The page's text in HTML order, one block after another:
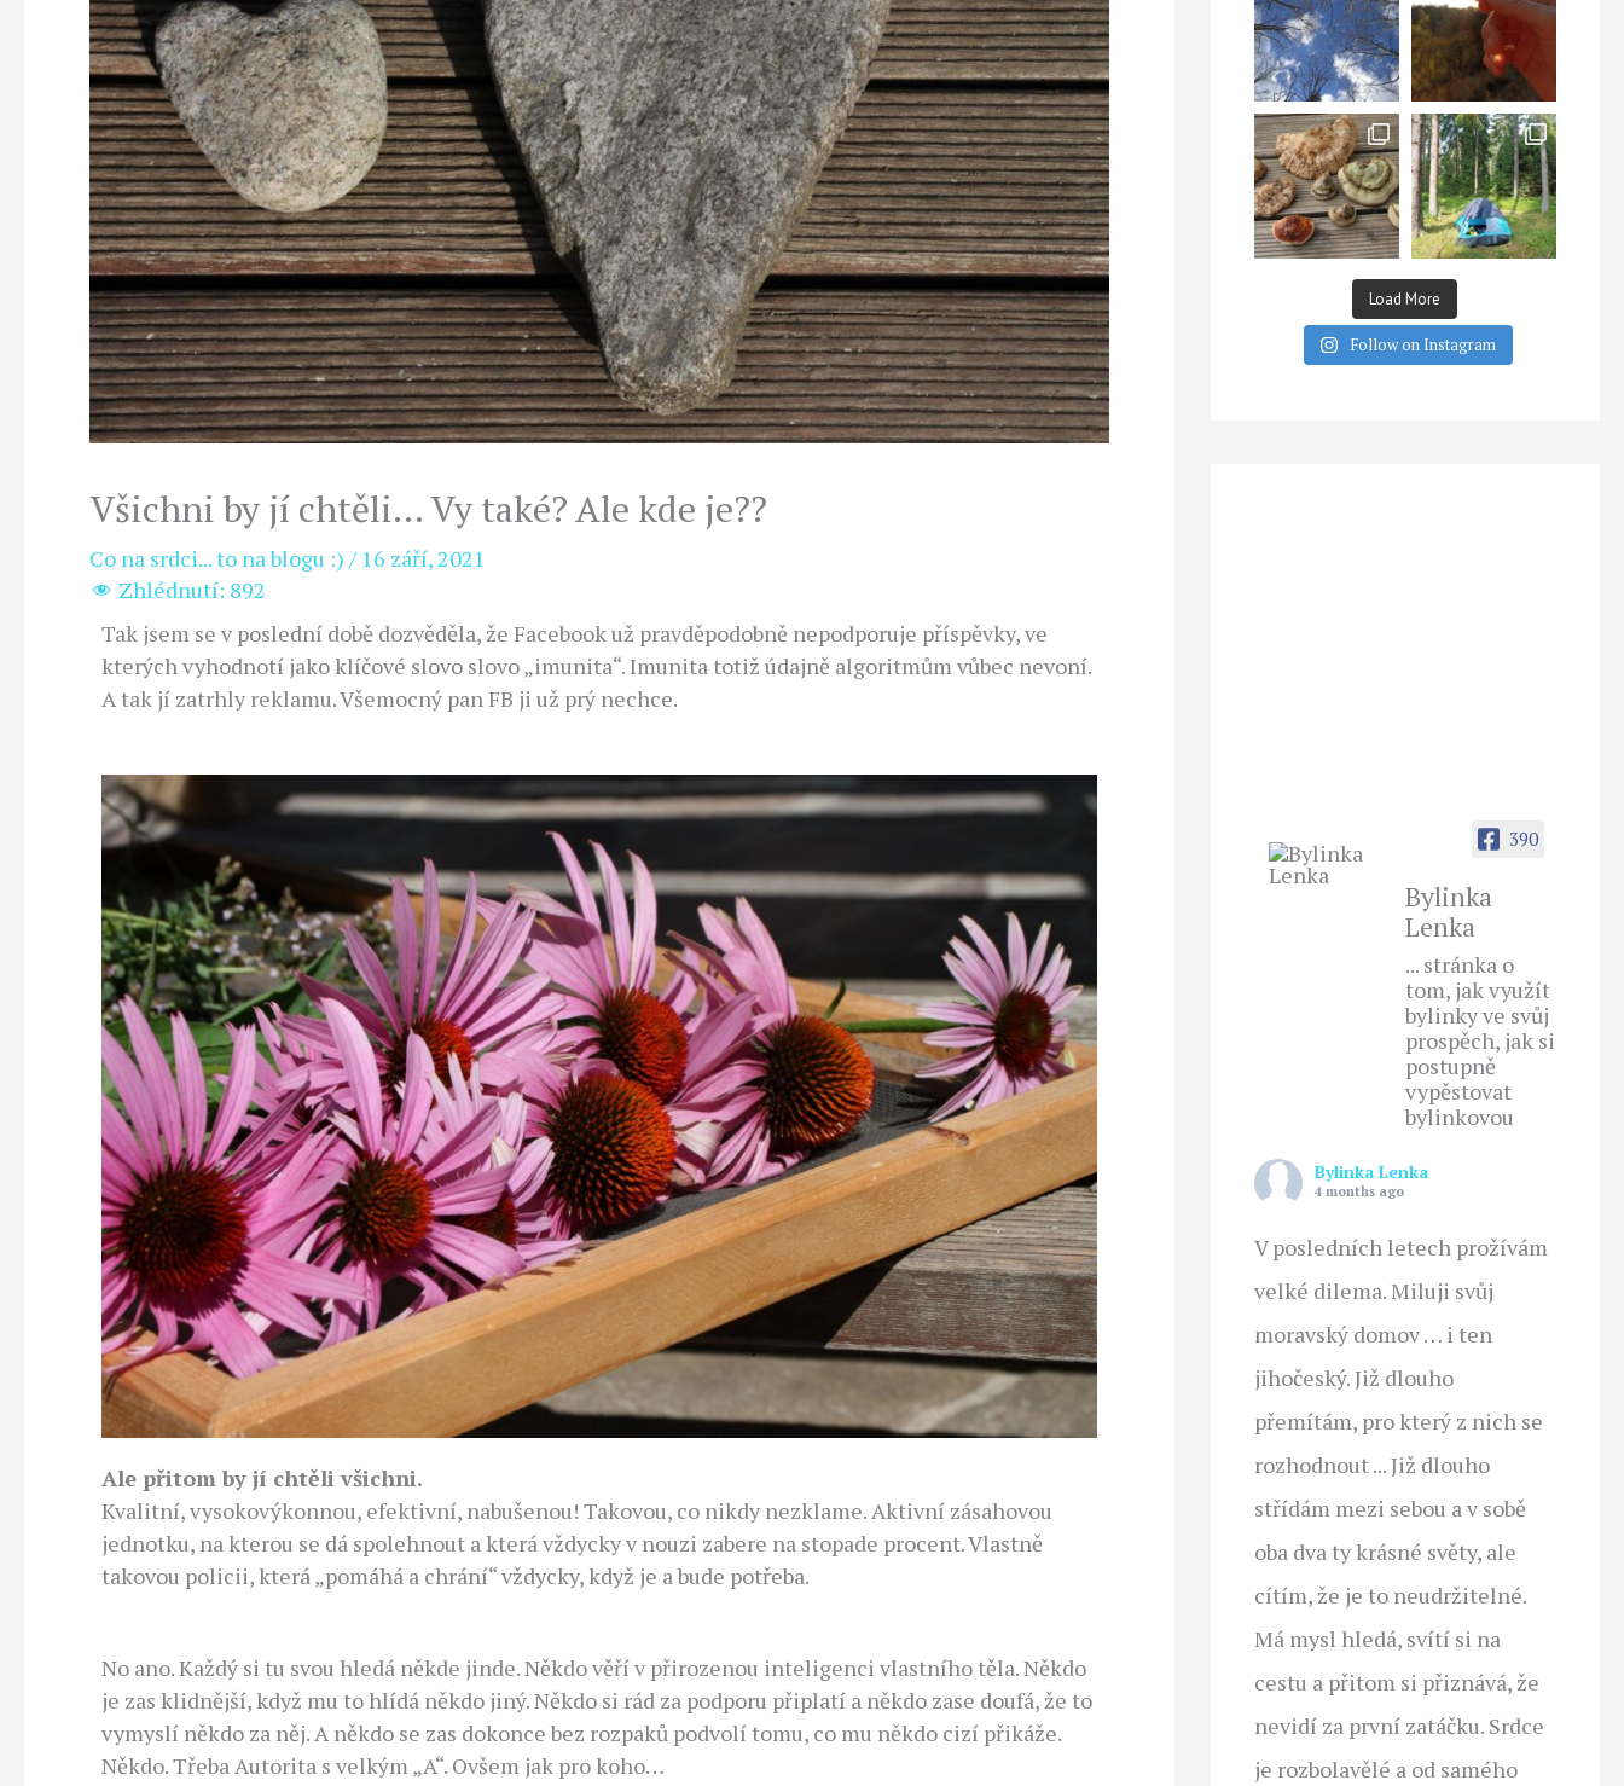
Všichni by jí chtěli… Vy také? Ale kde je??
Co na srdci... to na blogu :) / 16 září, 2021
Zhlédnutí: 892
Tak jsem se v poslední době dozvěděla, že Facebook už pravděpodobně nepodporuje příspěvky, ve
kterých vyhodnotí jako klíčové slovo slovo „imunita“. Imunita totiž údajně algoritmům vůbec nevoní.
A tak jí zatrhly reklamu. Všemocný pan FB ji už prý nechce.
Ale přitom by jí chtěli všichni.
Kvalitní, vysokovýkonnou, efektivní, nabušenou! Takovou, co nikdy nezklame. Aktivní zásahovou
jednotku, na kterou se dá spolehnout a která vždycky v nouzi zabere na stopade procent. Vlastně
takovou policii, která „pomáhá a chrání“ vždycky, když je a bude potřeba.
No ano. Každý si tu svou hledá někde jinde. Někdo věří v přirozenou inteligenci vlastního těla. Někdo
je zas klidnější, když mu to hlídá někdo jiný. Někdo si rád za podporu připlatí a někdo zase doufá, že to
vymyslí někdo za něj. A někdo se zas dokonce bez rozpaků podvolí tomu, co mu někdo cizí přikáže.
Někdo. Třeba Autorita s velkým „A“. Ovšem jak pro koho…
Load More
Follow on Instagram
390
Bylinka
Lenka
... stránka o
tom, jak využít
bylinky ve svůj
prospěch, jak si
postupně
vypěstovat
bylinkovou
Bylinka Lenka
4 months ago
V posledních letech prožívám
velké dilema. Miluji svůj
moravský domov … i ten
jihočeský. Již dlouho
přemítám, pro který z nich se
rozhodnout ... Již dlouho
střídám mezi sebou a v sobě
oba dva ty krásné světy, ale
cítím, že je to neudržitelné.
Má mysl hledá, svítí si na
cestu a přitom si přiznává, že
nevidí za první zatáčku. Srdce
je rozbolavělé a od samého